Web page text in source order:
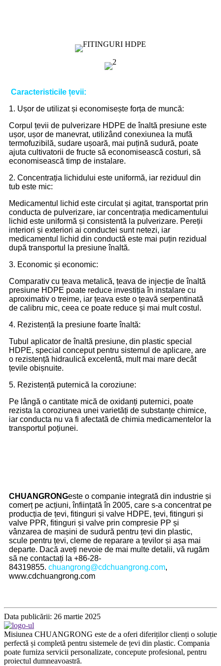
Caracteristicile țevii:
1. Ușor de utilizat și economisește forța de muncă:
Corpul țevii de pulverizare HDPE de înaltă presiune este
ușor, ușor de manevrat, utilizând conexiunea la mufă
termofuzibilă, sudare ușoară, mai puțină sudură, poate
ajuta cultivatorii de fructe să economisească costuri, să
economisească timp de instalare.
2. Concentrația lichidului este uniformă, iar reziduul din
tub este mic:
Medicamentul lichid este circulat și agitat, transportat prin
conducta de pulverizare, iar concentrația medicamentului
lichid este uniformă și consistentă la pulverizare. Pereții
interiori și exteriori ai conductei sunt netezi, iar
medicamentul lichid din conductă este mai puțin rezidual
după transportul la presiune înaltă.
3. Economic și economic:
Comparativ cu țeava metalică, țeava de injecție de înaltă
presiune HDPE poate reduce investiția în instalare cu
aproximativ o treime, iar țeava este o țeavă serpentinată
de calibru mic, ceea ce poate reduce și mai mult costul.
4. Rezistență la presiune foarte înaltă:
Tubul aplicator de înaltă presiune, din plastic special
HDPE, special conceput pentru sistemul de aplicare, are
o rezistență hidraulică excelentă, mult mai mare decât
țevile obișnuite.
5. Rezistență puternică la coroziune:
Pe lângă o cantitate mică de oxidanți puternici, poate
rezista la coroziunea unei varietăți de substanțe chimice,
iar conducta nu va fi afectată de chimia medicamentelor la
transportul poțiunei.
CHUANGRONGeste o companie integrată din industrie și
comerț pe acțiuni, înființată în 2005, care s-a concentrat pe
producția de țevi, fitinguri și valve HDPE, țevi, fitinguri și
valve PPR, fitinguri și valve prin compresie PP și
vânzarea de mașini de sudură pentru țevi din plastic,
scule pentru țevi, cleme de reparare a țevilor și așa mai
departe. Dacă aveți nevoie de mai multe detalii, vă rugăm
să ne contactați la +86-28-
84319855. chuangrong@cdchuangrong.com,
www.cdchuangrong.com
Data publicării: 26 martie 2025
Misiunea CHUANGRONG este de a oferi diferiților clienți o soluție
perfectă și completă pentru sistemele de țevi din plastic. Compania
poate furniza servicii personalizate, concepute profesional, pentru
proiectul dumneavoastră.